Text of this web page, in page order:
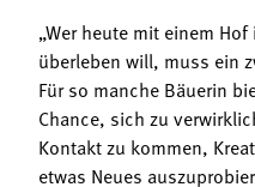
„Wer heute mit einem
überleben will, muss ein
Für so manche Bäuerin
Chance, sich zu
Kontakt zu kommen,
etwas Neues